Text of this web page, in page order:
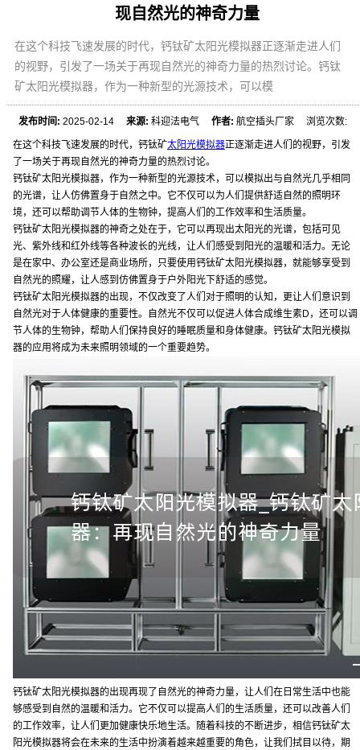
现自然光的神奇力量
在这个科技飞速发展的时代，钙钛矿太阳光模拟器正逐渐走进人们
的视野，引发了一场关于再现自然光的神奇力量的热烈讨论。钙钛
矿太阳光模拟器，作为一种新型的光源技术，可以模
发布时间: 2025-02-14来源: 科迎法电气作者: 航空插头厂家 浏览次数:
在这个科技飞速发展的时代，钙钛矿太阳光模拟器正逐渐走进人们的视野，引发
了一场关于再现自然光的神奇力量的热烈讨论。
钙钛矿太阳光模拟器，作为一种新型的光源技术，可以模拟出与自然光几乎相同
的光谱，让人仿佛置身于自然之中。它不仅可以为人们提供舒适自然的照明环
境，还可以帮助调节人体的生物钟，提高人们的工作效率和生活质量。
钙钛矿太阳光模拟器的神奇之处在于，它可以再现出太阳光的光谱，包括可见
光、紫外线和红外线等各种波长的光线，让人们感受到阳光的温暖和活力。无论
是在家中、办公室还是商业场所，只要使用钙钛矿太阳光模拟器，就能够享受到
自然光的照耀，让人感到仿佛置身于户外阳光下舒适的感觉。
钙钛矿太阳光模拟器的出现，不仅改变了人们对于照明的认知，更让人们意识到
自然光对于人体健康的重要性。自然光不仅可以促进人体合成维生素D，还可以调
节人体的生物钟，帮助人们保持良好的睡眠质量和身体健康。钙钛矿太阳光模拟
器的应用将成为未来照明领域的一个重要趋势。
钙钛矿太阳光模拟器的出现再现了自然光的神奇力量，让人们在日常生活中也能
够感受到自然的温暖和活力。它不仅可以提高人们的生活质量，还可以改善人们
的工作效率，让人们更加健康快乐地生活。随着科技的不断进步，相信钙钛矿太
阳光模拟器将会在未来的生活中扮演着越来越重要的角色，让我们拭目以待，期